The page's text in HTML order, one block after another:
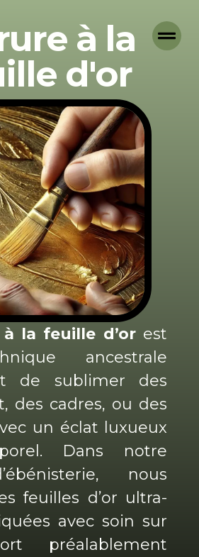
à la
d'or
la feuille d’orest
ancestrale
de sublimer des
des cadres, ou des
un éclat luxueux
Dans notre
nous
feuilles d’or ultra-
avec soin sur
préalablement